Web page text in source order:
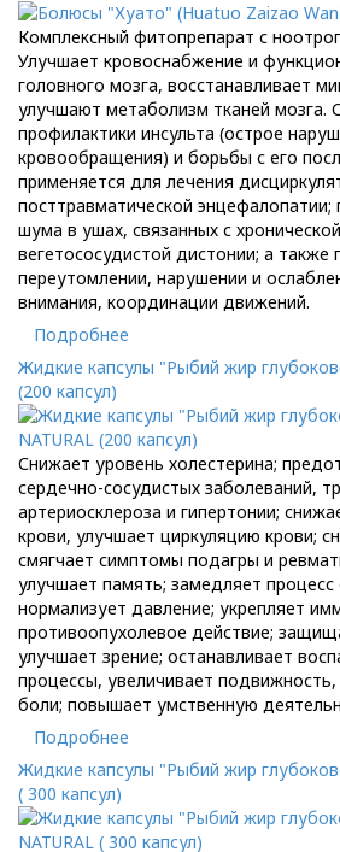
Комплексный фитопрепарат с
Улучшает кровоснабжение и
головного мозга, восстанавливает
улучшают метаболизм тканей мозга.
профилактики инсульта (острое
кровообращения) и борьбы с его
применяется для лечения
посттравматической энцефалопатии;
шума в ушах, связанных с
вегетососудистой дистонии; а также
переутомлении, нарушении и
внимания, координации движений.
Подробнее
Жидкие капсулы "Рыбий жир
(200 капсул)
Снижает уровень холестерина;
сердечно-сосудистых заболеваний,
артериосклероза и гипертонии;
крови, улучшает циркуляцию крови;
смягчает симптомы подагры и
улучшает память; замедляет процесс
нормализует давление; укрепляет
противоопухолевое действие;
улучшает зрение; останавливает
процессы, увеличивает
боли; повышает умственную
Подробнее
Жидкие капсулы "Рыбий жир
( 300 капсул)